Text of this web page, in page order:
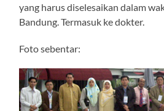
yang harus diselesaikan dalam
Bandung. Termasuk ke dokter.
Foto sebentar: